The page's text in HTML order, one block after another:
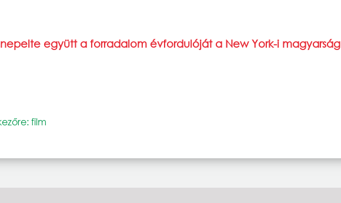
együtt a forradalom évfordulóját a New York-i magyarság
film